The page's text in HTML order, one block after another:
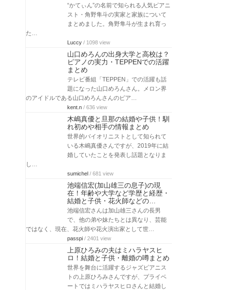
“かてぃん”の名前で知られる人気ピアニ
スト・角野隼斗の実家と家族について
まとめました。角野隼斗が生まれ育っ
た…
Luccy / 1098 view
山口めろんの出身大学と高校は？
ピアノの実力・TEPPENでの活躍
まとめ
テレビ番組「TEPPEN」での活躍も話
題になった山口めろんさん。メロン界
のアイドルである山口めろんさんのピア…
kent.n / 636 view
木嶋真優と旦那の結婚や子供！馴
れ初めや相手の情報まとめ
世界的バイオリニストとして知られて
いる木嶋真優さんですが、2019年に結
婚していたことを発表し話題となりま
し…
sumichel / 681 view
池端信宏(加山雄三の息子)の現
在！年齢や大学など学歴と経歴・
結婚と子供・花火師などの…
池端信宏さんは加山雄三さんの長男
で、他の弟や妹たちとは異なり、芸能
ではなく、現在、花火師や花火演出家として世…
passpi / 2401 view
上原ひろみの夫はミハラヤスヒ
ロ！結婚と子供・離婚の噂まとめ
世界を舞台に活躍するジャズピアニス
トの上原ひろみさんですが、プライベ
ートではミハラヤスヒロさんと結婚し